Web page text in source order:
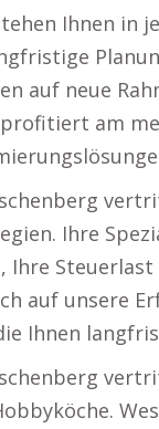
Ihnen in
auf neue
am
Ihre
Ihre
auf unsere
Ihnen